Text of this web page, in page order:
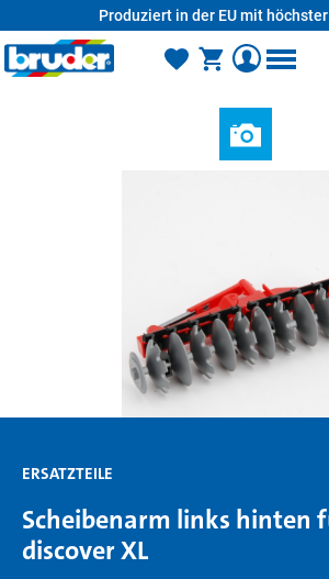
Produziert in der EU mit
ERSATZTEILE
Scheibenarm links hinten
discover XL